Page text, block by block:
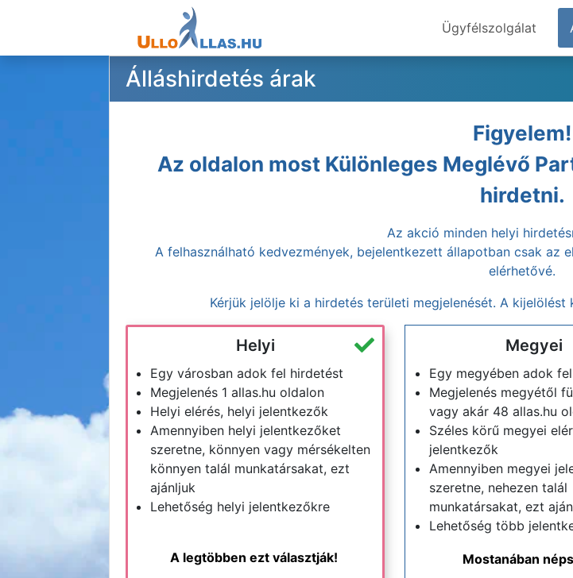
Ügyfélszolgálat
Álláshirdetés árak
Figyelem!
Az oldalon most Különleges Meglévő
hirdetni.
Az akció minden helyi
A felhasználható kedvezmények, bejelentkezett állapotban csak az
elérhetővé.
Kérjük jelölje ki a hirdetés területi megjelenését. A
Helyi
Egy városban adok fel hirdetést
Megjelenés 1 allas.hu oldalon
Helyi elérés, helyi jelentkezők
Amennyiben helyi jelentkezőket
szeretne, könnyen vagy mérsékelten
könnyen talál munkatársakat, ezt
ajánljuk
Lehetőség helyi jelentkezőkre
A legtöbben ezt választják!
Megyei
Egy megyében adok
Megjelenés megyétől
vagy akár 48 allas.hu
Széles körű megyei
jelentkezők
Amennyiben megyei
szeretne, nehezen talál
munkatársakat, ezt
Lehetőség több
Mostanában